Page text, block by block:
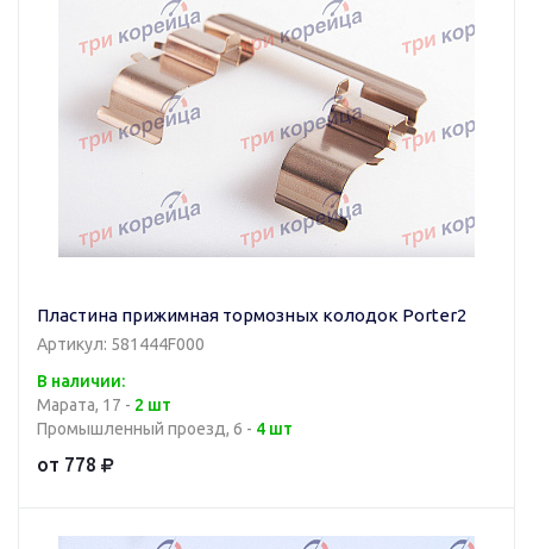
Пластина прижимная тормозных колодок Porter2
Артикул: 581444F000
В наличии:
Марата, 17 - 2 шт
Промышленный проезд, 6 - 4 шт
от 778